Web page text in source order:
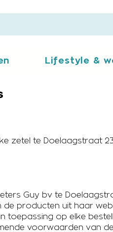
Lifestyle &
zetel te Doelaagstraat
Guy bv te
producten uit haar
toepassing op elke
voorwaarden van